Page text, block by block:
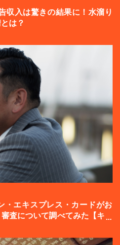
収入は驚きの結果に！水溜り
は？
・エキスプレス・カードがお
査について調べてみた【キャ